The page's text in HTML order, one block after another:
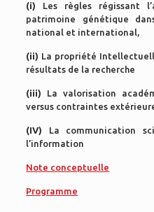
(i) Les règles régissant
patrimoine génétique
national et international,
(ii) La propriété
résultats de la recherche
(iii) La valorisation
versus contraintes
(IV) La communication
l’information
Note conceptuelle
Programme